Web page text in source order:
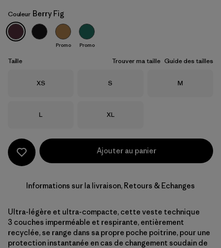
Berry Fig
Couleur Berry Fig
Promo Promo
Taille Trouver ma taille Guide des tailles
Taille
XS Taille
S Taille
M
Taille
L Taille
XL
Ajouter au panier
Informations sur la livraison, Retours & Echanges
Ultra-légère et ultra-compacte, cette veste technique
3 couches imperméable et respirante, entièrement
recyclée, se range dans sa propre poche poitrine, pour une
protection instantanée en cas de changement soudain de